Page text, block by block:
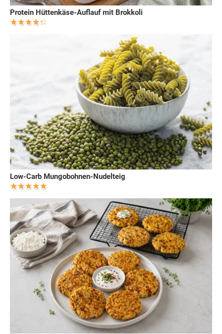
Protein Hüttenkäse-Auflauf mit Brokkoli
Low-Carb Mungobohnen-Nudelteig